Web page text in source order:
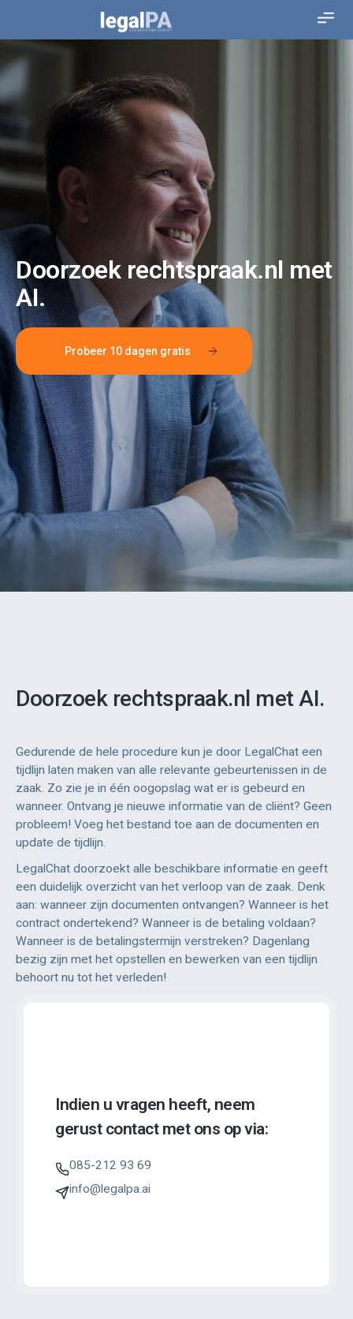
Doorzoek rechtspraak.nl met
AI.
Probeer 10 dagen gratis
Doorzoek rechtspraak.nl met AI.
Gedurende de hele procedure kun je door LegalChat een
tijdlijn laten maken van alle relevante gebeurtenissen in de
zaak. Zo zie je in één oogopslag wat er is gebeurd en
wanneer. Ontvang je nieuwe informatie van de cliënt? Geen
probleem! Voeg het bestand toe aan de documenten en
update de tijdlijn.
LegalChat doorzoekt alle beschikbare informatie en geeft
een duidelijk overzicht van het verloop van de zaak. Denk
aan: wanneer zijn documenten ontvangen? Wanneer is het
contract ondertekend? Wanneer is de betaling voldaan?
Wanneer is de betalingstermijn verstreken? Dagenlang
bezig zijn met het opstellen en bewerken van een tijdlijn
behoort nu tot het verleden!
Indien u vragen heeft, neem
gerust contact met ons op via:
085-212 93 69
info@legalpa.ai